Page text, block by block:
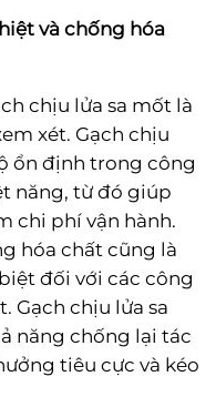
và chống hóa
chịu lửa sa mốt là
xét. Gạch chịu
ổn định trong công
năng, từ đó giúp
chi phí vận hành.
hóa chất cũng là
đối với các công
Gạch chịu lửa sa
năng chống lại tác
tiêu cực và kéo